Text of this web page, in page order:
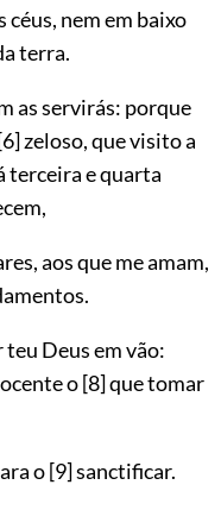
céus, nem em baixo
terra.
as servirás: porque
zeloso, que visito a
terceira e quarta
aos que me amam,
Deus em vão:
o[8]que tomar
o[9]sanctificar.